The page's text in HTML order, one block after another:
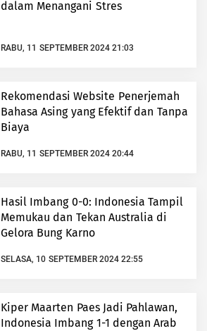
dalam Menangani Stres
RABU, 11 SEPTEMBER 2024 21:03
Rekomendasi Website Penerjemah
Bahasa Asing yang Efektif dan Tanpa
Biaya
RABU, 11 SEPTEMBER 2024 20:44
Hasil Imbang 0-0: Indonesia Tampil
Memukau dan Tekan Australia di
Gelora Bung Karno
SELASA, 10 SEPTEMBER 2024 22:55
Kiper Maarten Paes Jadi Pahlawan,
Indonesia Imbang 1-1 dengan Arab